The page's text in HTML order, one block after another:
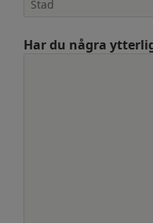
Har du några